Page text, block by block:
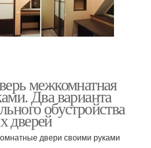
межкомнатная
Два варианта
обустройства
дверей
двери своими руками